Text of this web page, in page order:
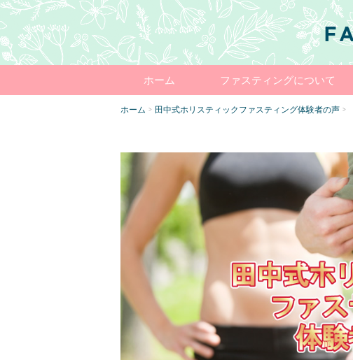
ホーム ファスティングについて
ホーム > 田中式ホリスティックファスティング体験者の声 >